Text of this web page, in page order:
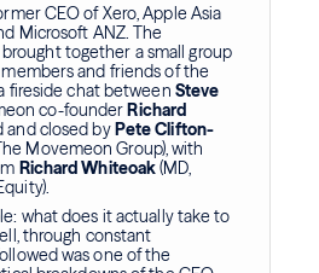
CEO of Xero, Apple Asia
Microsoft ANZ. The
together a small group
and friends of the
fireside chat between Steve
co-founderRichard
and closed byPete Clifton-
Movemeon Group), with
Richard Whiteoak(MD,
what does it actually take to
through constant
was one of the